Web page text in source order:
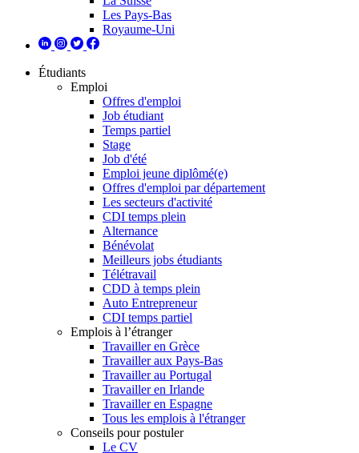
Les Pays-Bas
Royaume-Uni
Étudiants
Emploi
Offres d'emploi
Job étudiant
Temps partiel
Stage
Job d'été
Emploi jeune diplômé(e)
Offres d'emploi par département
Les secteurs d'activité
CDI temps plein
Alternance
Bénévolat
Meilleurs jobs étudiants
Télétravail
CDD à temps plein
Auto Entrepreneur
CDI temps partiel
Emplois à l’étranger
Travailler en Grèce
Travailler aux Pays-Bas
Travailler au Portugal
Travailler en Irlande
Travailler en Espagne
Tous les emplois à l'étranger
Conseils pour postuler
Le CV